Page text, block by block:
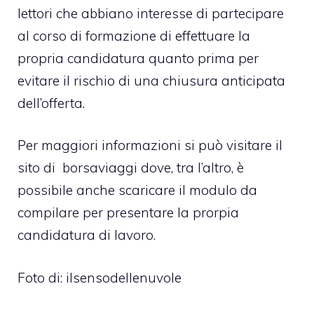
lettori che abbiano interesse di partecipare
al corso di formazione di effettuare la
propria candidatura quanto prima per
evitare il rischio di una chiusura anticipata
dell’offerta.
Per maggiori informazioni si può visitare il
sito di borsaviaggi dove, tra l’altro, è
possibile anche scaricare il modulo da
compilare per presentare la prorpia
candidatura di lavoro.
Foto di: ilsensodellenuvole